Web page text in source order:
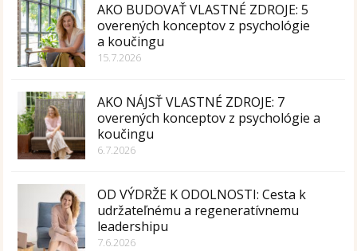
AKO BUDOVAŤ VLASTNÉ ZDROJE: 5
overených konceptov z psychológie
a koučingu
15.7.2026
AKO NÁJSŤ VLASTNÉ ZDROJE: 7
overených konceptov z psychológie a
koučingu
6.7.2026
OD VÝDRŽE K ODOLNOSTI: Cesta k
udržateľnému a regeneratívnemu
leadershipu
7.6.2026